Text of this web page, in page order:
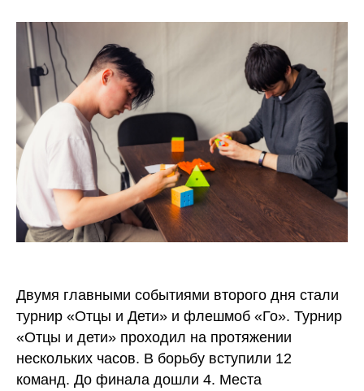
Двумя главными событиями второго дня стали
турнир «Отцы и Дети» и флешмоб «Го». Турнир
«Отцы и дети» проходил на протяжении
нескольких часов. В борьбу вступили 12
команд. До финала дошли 4. Места